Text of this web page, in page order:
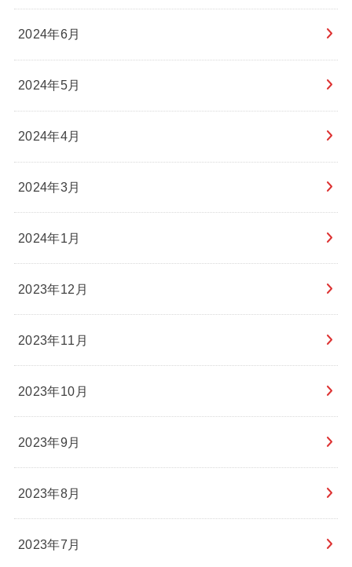
2024年6月
2024年5月
2024年4月
2024年3月
2024年1月
2023年12月
2023年11月
2023年10月
2023年9月
2023年8月
2023年7月